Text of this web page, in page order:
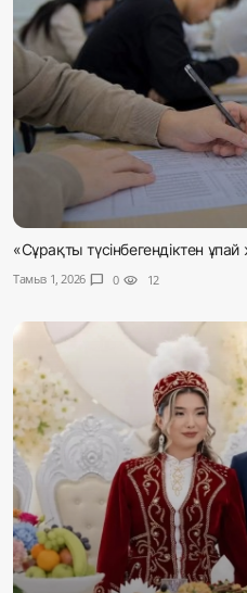
«Сұрақты түсінбегендіктен
Тамыз 1, 2026 chat_bubble 0 visibility 12